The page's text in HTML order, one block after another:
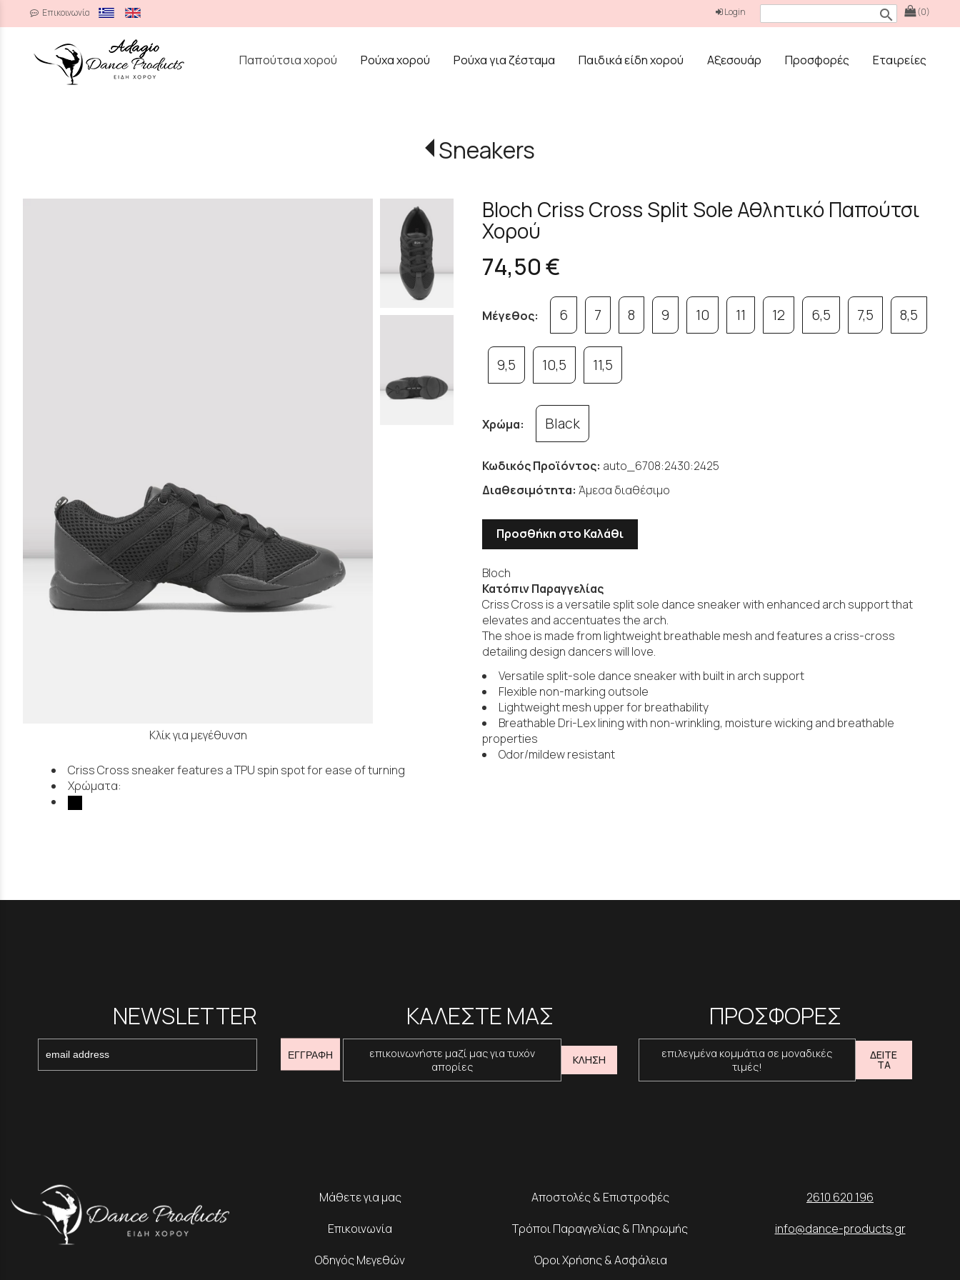
Επικοινωνία (0)
search
Login
Παπούτσια χορού
Ρούχα χορού Ρούχα για ζέσταμα Παιδικά είδη χορού Αξεσουάρ Προσφορές Εταιρείες
Sneakers
Κλίκ για μεγέθυνση
Bloch Criss Cross Split Sole Αθλητικό Παπούτσι
Χορού
74,50 €
Μέγεθος: 6 7 8 9 10 11 12 6,5 7,5 8,5
9,5 10,5 11,5
Χρώμα: Black
Κωδικός Προϊόντος: auto_6708:2430:2425
Διαθεσιμότητα: Άμεσα διαθέσιμο
Προσθήκη στο Καλάθι
Bloch
Κατόπιν Παραγγελίας
Criss Cross is a versatile split sole dance sneaker with enhanced arch support that
elevates and accentuates the arch.
The shoe is made from lightweight breathable mesh and features a criss-cross
detailing design dancers will love.
Versatile split-sole dance sneaker with built in arch support
Flexible non-marking outsole
Lightweight mesh upper for breathability
Breathable Dri-Lex lining with non-wrinkling, moisture wicking and breathable
properties
Odor/mildew resistant
Criss Cross sneaker features a TPU spin spot for ease of turning
Χρώματα:
NEWSLETTER
ΕΓΓΡΑΦΗ
ΚΑΛΕΣΤΕ ΜΑΣ
επικοινωνήστε μαζί μας για τυχόν
απορίες
ΚΛΗΣΗ
ΠΡΟΣΦΟΡΕΣ
επιλεγμένα κομμάτια σε μοναδικές
τιμές!
ΔΕΙΤΕ
ΤΑ
Μάθετε για μας
Επικοινωνία
Οδηγός Μεγεθών
Αποστολές & Επιστροφές
Τρόποι Παραγγελίας & Πληρωμής
Όροι Χρήσης & Ασφάλεια
2610 620 196
info@dance-products.gr